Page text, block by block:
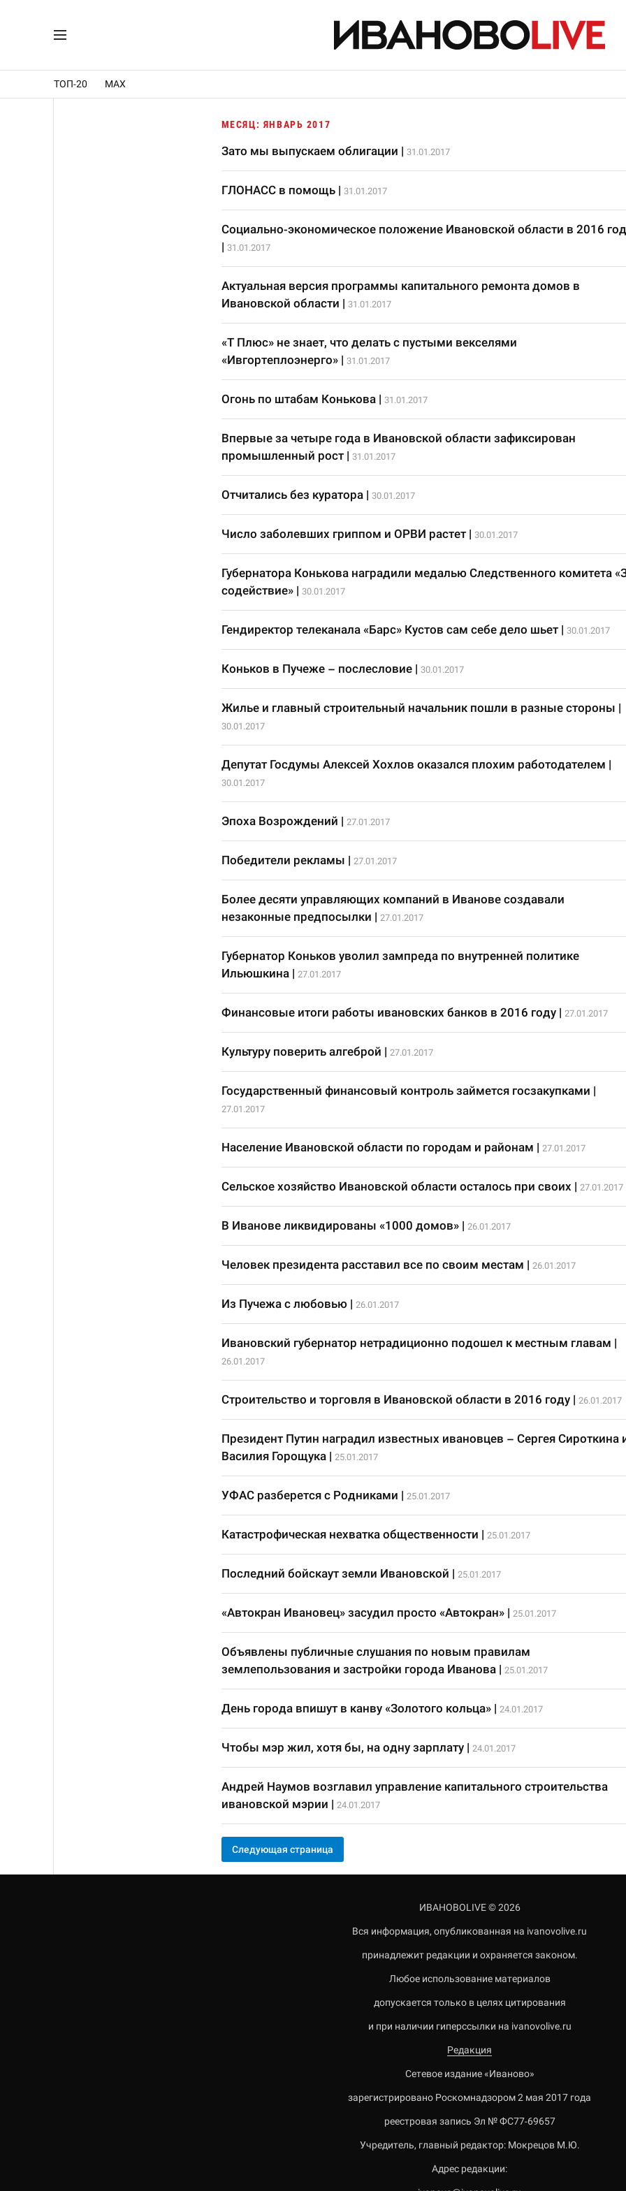
ТОП-20 MAX
МЕСЯЦ: ЯНВАРЬ 2017
Зато мы выпускаем облигации | 31.01.2017
ГЛОНАСС в помощь| 31.01.2017
Социально-экономическое положение Ивановской области в 2016
| 31.01.2017
Актуальная версия программы капитального ремонта домов в
Ивановской области | 31.01.2017
«Т Плюс» не знает, что делать с пустыми векселями
«Ивгортеплоэнерго»| 31.01.2017
Огонь по штабам Конькова| 31.01.2017
Впервые за четыре года в Ивановской области зафиксирован
промышленный рост| 31.01.2017
Отчитались без куратора| 30.01.2017
Число заболевших гриппом и ОРВИ растет| 30.01.2017
Губернатора Конькова наградили медалью Следственного комитета
содействие»| 30.01.2017
Гендиректор телеканала «Барс» Кустов сам себе дело шьет| 30.01.2017
Коньков в Пучеже – послесловие| 30.01.2017
Жилье и главный строительный начальник пошли в разные стороны |
30.01.2017
Депутат Госдумы Алексей Хохлов оказался плохим работодателем |
30.01.2017
Эпоха Возрождений | 27.01.2017
Победители рекламы | 27.01.2017
Более десяти управляющих компаний в Иванове создавали
незаконные предпосылки | 27.01.2017
Губернатор Коньков уволил зампреда по внутренней политике
Ильюшкина| 27.01.2017
Финансовые итоги работы ивановских банков в 2016 году| 27.01.2017
Культуру поверить алгеброй | 27.01.2017
Государственный финансовый контроль займется госзакупками |
27.01.2017
Население Ивановской области по городам и районам | 27.01.2017
Сельское хозяйство Ивановской области осталось при своих | 27.01.2017
В Иванове ликвидированы «1000 домов»| 26.01.2017
Человек президента расставил все по своим местам | 26.01.2017
Из Пучежа с любовью| 26.01.2017
Ивановский губернатор нетрадиционно подошел к местным главам |
26.01.2017
Строительство и торговля в Ивановской области в 2016 году| 26.01.2017
Президент Путин наградил известных ивановцев – Сергея Сироткина
Василия Горощука| 25.01.2017
УФАС разберется с Родниками | 25.01.2017
Катастрофическая нехватка общественности | 25.01.2017
Последний бойскаут земли Ивановской | 25.01.2017
«Автокран Ивановец» засудил просто «Автокран»| 25.01.2017
Объявлены публичные слушания по новым правилам
землепользования и застройки города Иванова| 25.01.2017
День города впишут в канву «Золотого кольца»| 24.01.2017
Чтобы мэр жил, хотя бы, на одну зарплату| 24.01.2017
Андрей Наумов возглавил управление капитального строительства
ивановской мэрии | 24.01.2017
Следующая страница
ИВАНОВОLIVE © 2026
Вся информация, опубликованная на ivanovolive.ru
принадлежит редакции и охраняется законом.
Любое использование материалов
допускается только в целях цитирования
и при наличии гиперссылки на ivanovolive.ru
Редакция
Сетевое издание «Иваново»
зарегистрировано Роскомнадзором 2 мая 2017 года
реестровая запись Эл № ФС77-69657
Учредитель, главный редактор: Мокрецов М.Ю.
Адрес редакции: